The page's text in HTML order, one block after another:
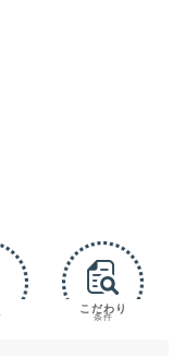
こだわり
条件